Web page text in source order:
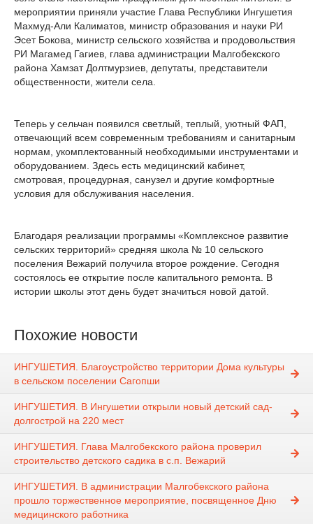
мероприятии приняли участие Глава Республики Ингушетия
Махмуд-Али Калиматов, министр образования и науки РИ
Эсет Бокова, министр сельского хозяйства и продовольствия
РИ Магамед Гагиев, глава администрации Малгобекского
района Хамзат Долтмурзиев, депутаты, представители
общественности, жители села.
Теперь у сельчан появился светлый, теплый, уютный ФАП,
отвечающий всем современным требованиям и санитарным
нормам, укомплектованный необходимыми инструментами и
оборудованием. Здесь есть медицинский кабинет,
смотровая, процедурная, санузел и другие комфортные
условия для обслуживания населения.
Благодаря реализации программы «Комплексное развитие
сельских территорий» средняя школа № 10 сельского
поселения Вежарий получила второе рождение. Сегодня
состоялось ее открытие после капитального ремонта. В
истории школы этот день будет значиться новой датой.
Похожие новости
ИНГУШЕТИЯ. Благоустройство территории Дома культуры
в сельском поселении Сагопши
ИНГУШЕТИЯ. В Ингушетии открыли новый детский сад-
долгострой на 220 мест
ИНГУШЕТИЯ. Глава Малгобекского района проверил
строительство детского садика в с.п. Вежарий
ИНГУШЕТИЯ. В администрации Малгобекского района
прошло торжественное мероприятие, посвященное Дню
медицинского работника